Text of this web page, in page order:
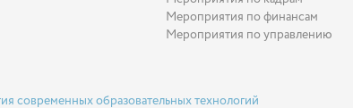
Мероприятия по финансам
Мероприятия по управлению
современных образовательных технологий